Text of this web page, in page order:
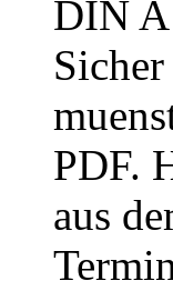
DIN
PDF.
aus